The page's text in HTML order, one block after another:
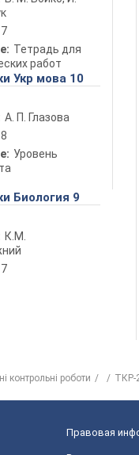
Тетрадь для
работ
Укр мова 10
А. П. Глазова
Уровень
Биология 9
К.М.
контрольні роботи ТКР-
Правовая